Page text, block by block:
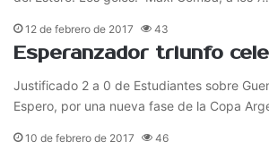
12 de febrero de 2017 43
Esperanzador triunfo
Justificado 2 a 0 de Estudiantes sobre
Espero, por una nueva fase de la Copa
10 de febrero de 2017 46